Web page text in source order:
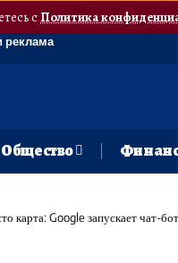
сПолитика
реклама
Общество
карта: Google запускает чат-